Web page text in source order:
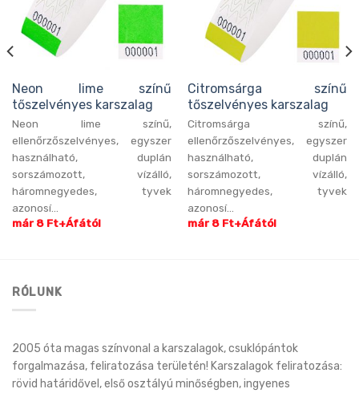
Neon lime színű
tőszelvényes karszalag
Neon lime színű,
ellenőrzőszelvényes, egyszer
használható, duplán
sorszámozott, vízálló,
háromnegyedes, tyvek
azonosí...
már 8 Ft+Áfától
Citromsárga színű
tőszelvényes karszalag
Citromsárga színű,
ellenőrzőszelvényes, egyszer
használható, duplán
sorszámozott, vízálló,
háromnegyedes, tyvek
azonosí...
már 8 Ft+Áfától
RÓLUNK
2005 óta magas színvonal a karszalagok, csuklópántok
forgalmazása, feliratozása területén! Karszalagok feliratozása:
rövid határidővel, első osztályú minőségben, ingyenes